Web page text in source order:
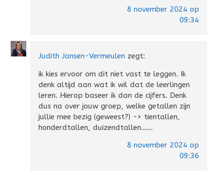
8 november 2024 op
09:34
Judith Jansen-Vermeulen zegt:
ik kies ervoor om dit niet vast te leggen. Ik
denk altijd aan wat ik wil dat de leerlingen
leren. Hierop baseer ik dan de cijfers. Denk
dus na over jouw groep, welke getallen zijn
jullie mee bezig (geweest?) -> tientallen,
honderdtallen, duizendtallen……
8 november 2024 op
09:36